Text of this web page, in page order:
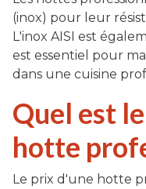
(inox) pour leur
L'inox AISI est
est essentiel pour
dans une cuisine
Quel est
hotte
Le prix d'une hotte